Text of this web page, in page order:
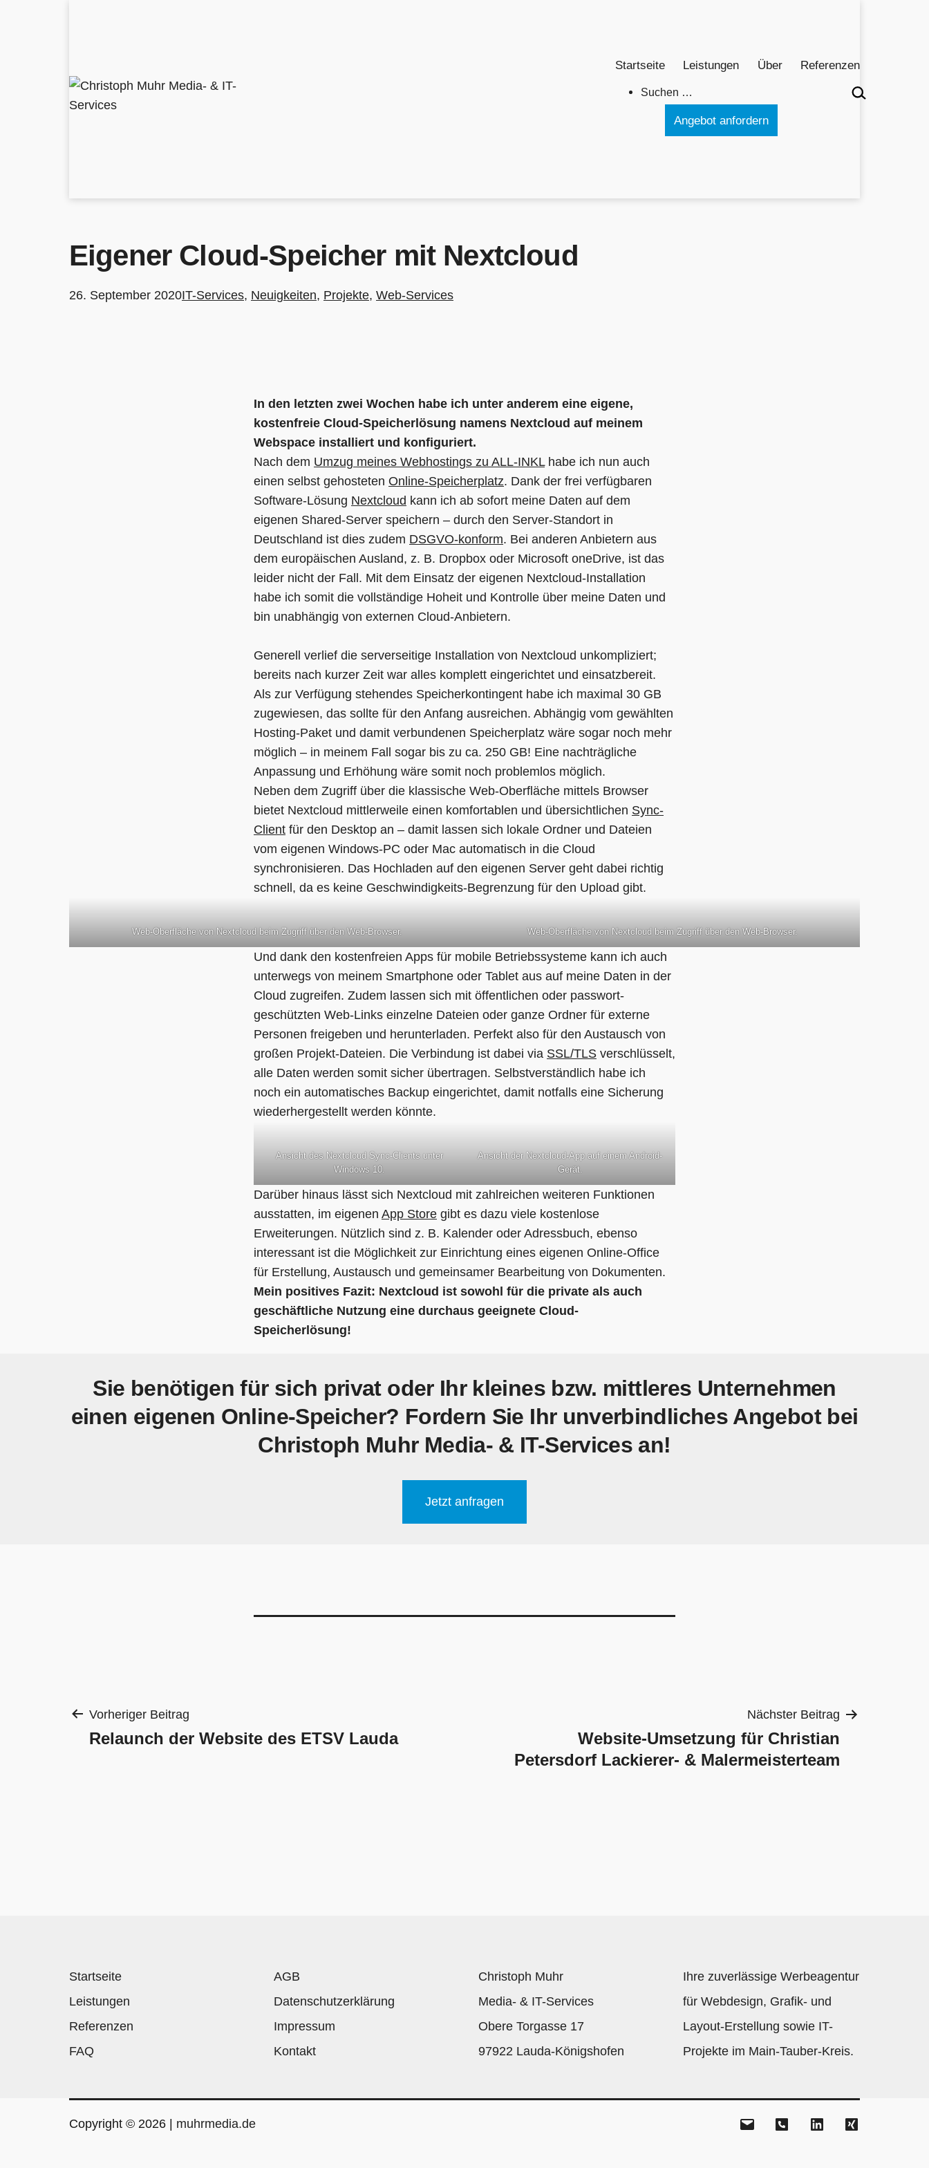
Startseite Leistungen Über Referenzen
Suchen …
Angebot anfordern
Eigener Cloud-Speicher mit Nextcloud
Veröffentlicht
26. September 2020Kategorisiert
IT-Services, Neuigkeiten, Projekte, Web-Services
In den letzten zwei Wochen habe ich unter anderem eine eigene,
kostenfreie Cloud-Speicherlösung namens Nextcloud auf meinem
Webspace installiert und konfiguriert.
Nach dem Umzug meines Webhostings zu ALL-INKLhabe ich nun auch
einen selbst gehosteten Online-Speicherplatz. Dank der frei verfügbaren
Software-Lösung Nextcloud kann ich ab sofort meine Daten auf dem
eigenen Shared-Server speichern – durch den Server-Standort in
Deutschland ist dies zudem DSGVO-konform. Bei anderen Anbietern aus
dem europäischen Ausland, z. B. Dropbox oder Microsoft oneDrive, ist das
leider nicht der Fall. Mit dem Einsatz der eigenen Nextcloud-Installation
habe ich somit die vollständige Hoheit und Kontrolle über meine Daten und
bin unabhängig von externen Cloud-Anbietern.
Generell verlief die serverseitige Installation von Nextcloud unkompliziert;
bereits nach kurzer Zeit war alles komplett eingerichtet und einsatzbereit.
Als zur Verfügung stehendes Speicherkontingent habe ich maximal 30 GB
zugewiesen, das sollte für den Anfang ausreichen. Abhängig vom gewählten
Hosting-Paket und damit verbundenen Speicherplatz wäre sogar noch mehr
möglich – in meinem Fall sogar bis zu ca. 250 GB! Eine nachträgliche
Anpassung und Erhöhung wäre somit noch problemlos möglich.
Neben dem Zugriff über die klassische Web-Oberfläche mittels Browser
bietet Nextcloud mittlerweile einen komfortablen und übersichtlichen Sync-
Client für den Desktop an – damit lassen sich lokale Ordner und Dateien
vom eigenen Windows-PC oder Mac automatisch in die Cloud
synchronisieren. Das Hochladen auf den eigenen Server geht dabei richtig
schnell, da es keine Geschwindigkeits-Begrenzung für den Upload gibt.
Web-Oberfläche von Nextcloud beim Zugriff über den Web-Browser. Web-Oberfläche von Nextcloud beim Zugriff über den Web-Browser.
Und dank den kostenfreien Apps für mobile Betriebssysteme kann ich auch
unterwegs von meinem Smartphone oder Tablet aus auf meine Daten in der
Cloud zugreifen. Zudem lassen sich mit öffentlichen oder passwort-
geschützten Web-Links einzelne Dateien oder ganze Ordner für externe
Personen freigeben und herunterladen. Perfekt also für den Austausch von
großen Projekt-Dateien. Die Verbindung ist dabei via SSL/TLS verschlüsselt,
alle Daten werden somit sicher übertragen. Selbstverständlich habe ich
noch ein automatisches Backup eingerichtet, damit notfalls eine Sicherung
wiederhergestellt werden könnte.
Ansicht des Nextcloud Sync-Clients unter
Windows 10.
Ansicht der Nextcloud-App auf einem Android-
Gerät.
Darüber hinaus lässt sich Nextcloud mit zahlreichen weiteren Funktionen
ausstatten, im eigenen App Store gibt es dazu viele kostenlose
Erweiterungen. Nützlich sind z. B. Kalender oder Adressbuch, ebenso
interessant ist die Möglichkeit zur Einrichtung eines eigenen Online-Office
für Erstellung, Austausch und gemeinsamer Bearbeitung von Dokumenten.
Mein positives Fazit: Nextcloud ist sowohl für die private als auch
geschäftliche Nutzung eine durchaus geeignete Cloud-
Speicherlösung!
Sie benötigen für sich privat oder Ihr kleines bzw. mittleres Unternehmen
einen eigenen Online-Speicher? Fordern Sie Ihr unverbindliches Angebot bei
Christoph Muhr Media- & IT-Services an!
Jetzt anfragen
Beitragsnavigation
Vorheriger Beitrag
Relaunch der Website des ETSV Lauda
Nächster Beitrag
Website-Umsetzung für Christian
Petersdorf Lackierer- & Malermeisterteam
Startseite
Leistungen
Referenzen
FAQ
AGB
Datenschutzerklärung
Impressum
Kontakt
Christoph Muhr
Media- & IT-Services
Obere Torgasse 17
97922 Lauda-Königshofen
Ihre zuverlässige Werbeagentur
für Webdesign, Grafik- und
Layout-Erstellung sowie IT-
Projekte im Main-Tauber-Kreis.
Copyright © 2026 | muhrmedia.de Phone LinkedIn